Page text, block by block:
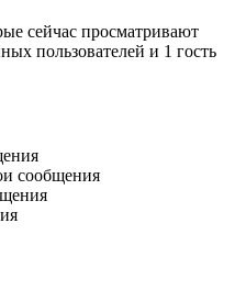
сейчас просматривают
пользователей и 1 гость
сообщения